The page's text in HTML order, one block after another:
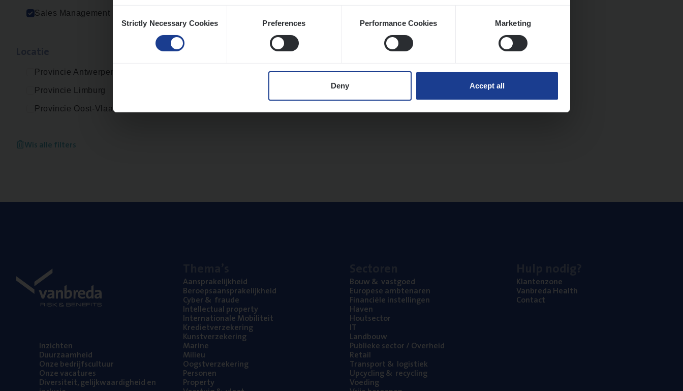
Selection
Strictly Necessary Cookies Preferences Performance Cookies Marketing
Deny Accept all
Sales Management
Provincie Antwerpen
Provincie Limburg
Provincie Oost-Vlaanderen
Wis alle filters
Inzich­ten
Duur­zaam­heid
Onze bedrijfs­cul­tuur
Onze vaca­tu­res
Diver­si­teit, gelijk­waar­dig­heid en
Aan­spra­ke­lijk­heid
Beroeps­aan­spra­ke­lijk­heid
Cyber& fraude
Intel­lec­tu­al property
Inter­na­ti­o­na­le Mobiliteit
Kre­diet­ver­ze­ke­ring
Kunst­ver­ze­ke­ring
Mari­ne
Mili­eu
Oogst­ver­ze­ke­ring
Per­so­nen
Pro­per­ty
Bouw& vastgoed
Euro­pe­se ambtenaren
Finan­ci­ë­le instellingen
Haven
Hout­sec­tor
IT
Land­bouw
Publie­ke sec­tor / Overheid
Retail
Trans­port& logistiek
Upcy­cling& recycling
Voe­ding
Klan­ten­zo­ne
Van­b­re­da Health
Con­tact